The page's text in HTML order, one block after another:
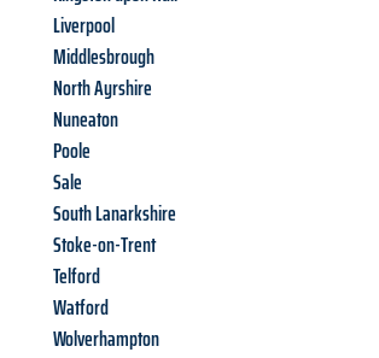
Liverpool
Middlesbrough
North Ayrshire
Nuneaton
Poole
Sale
South Lanarkshire
Stoke-on-Trent
Telford
Watford
Wolverhampton